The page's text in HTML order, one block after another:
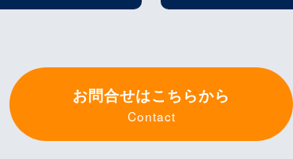
お問合せはこちらから
Contact